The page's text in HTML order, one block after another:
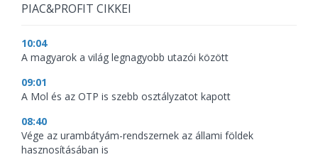
PIAC&PROFIT CIKKEI
10:04
A magyarok a világ legnagyobb utazói között
09:01
A Mol és az OTP is szebb osztályzatot kapott
08:40
Vége az urambátyám-rendszernek az állami földek
hasznosításában is